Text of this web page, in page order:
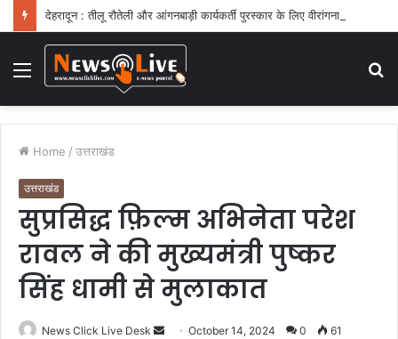
Menu
Home / उत्तराखंड
उत्तराखंड
सुप्रसिद्ध फ़िल्म अभिनेता परेश
रावल ने की मुख्यमंत्री पुष्कर
सिंह धामी से मुलाकात
News Click Live Desk October 14, 2024 0 61